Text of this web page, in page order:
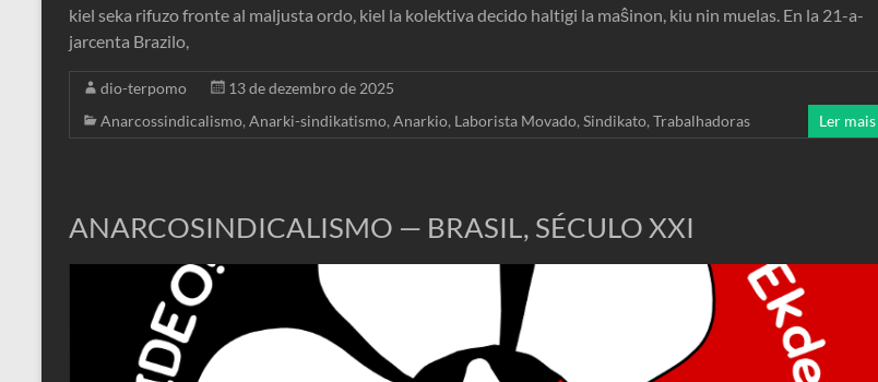
kiel seka rifuzo fronte al maljusta ordo, kiel la kolektiva decido haltigi la maŝinon, kiu nin muelas. En la 21-a-
jarcenta Brazilo,
dio-terpomo
13 de dezembro de 2025
Anarcossindicalismo, Anarki-sindikatismo, Anarkio, Laborista Movado, Sindikato, Trabalhadoras Ler mais
ANARCOSINDICALISMO — BRASIL, SÉCULO XXI